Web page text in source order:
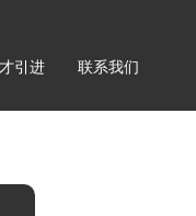
引进 联系我们